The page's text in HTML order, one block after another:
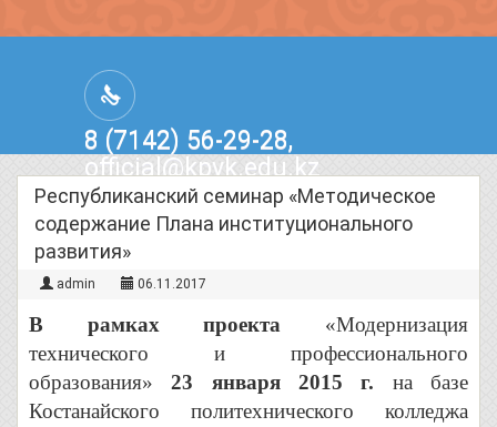
8 (7142) 56-29-28,
official@kpvk.edu.kz
г.Костанай, Проспект Кобыланды
Батыра, 3
Республиканский семинар «Методическое
содержание Плана институционального
развития»
admin 06.11.2017
В рамках проекта «Модернизация
технического и профессионального
образования»23 января 2015 г. на базе
Костанайского политехнического колледжа